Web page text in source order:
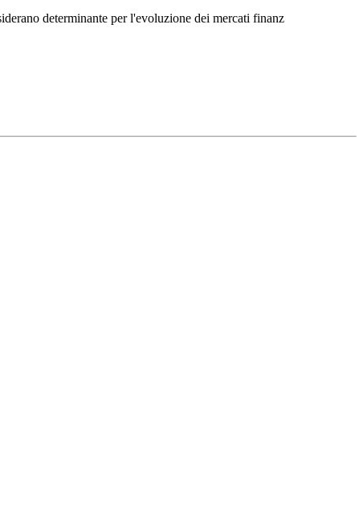
determinante per l'evoluzione dei mercati finanz